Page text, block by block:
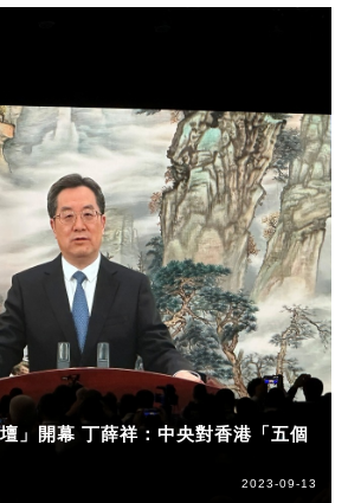
」開幕 丁薛祥：中央對香港「五個
2023-09-13